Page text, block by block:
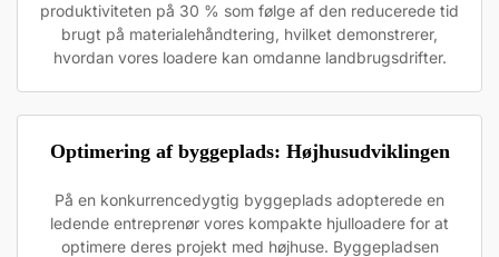
produktiviteten på 30 % som følge af den reducerede tid
brugt på materialehåndtering, hvilket demonstrerer,
hvordan vores loadere kan omdanne landbrugsdrifter.
Optimering af byggeplads: Højhusudviklingen
På en konkurrencedygtig byggeplads adopterede en
ledende entreprenør vores kompakte hjulloadere for at
optimere deres projekt med højhuse. Byggepladsen